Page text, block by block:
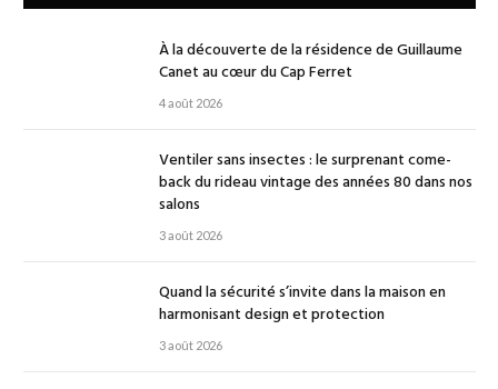
À la découverte de la résidence de Guillaume
Canet au cœur du Cap Ferret
4 août 2026
Ventiler sans insectes : le surprenant come-
back du rideau vintage des années 80 dans nos
salons
3 août 2026
Quand la sécurité s’invite dans la maison en
harmonisant design et protection
3 août 2026